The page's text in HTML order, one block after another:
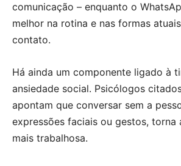
comunicação – enquanto o
melhor na rotina e nas formas
contato.
Há ainda um componente ligado à
ansiedade social. Psicólogos
apontam que conversar sem a
expressões faciais ou gestos, torna
mais trabalhosa.